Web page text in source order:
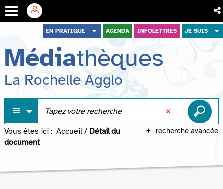
menu
contenu
recherche
EN PRATIQUE AGENDA INFOLETTRES JE SUIS
Médiathèques
La Rochelle Agglo
recherche avancée
Vous êtes ici : Accueil / Détail du
document